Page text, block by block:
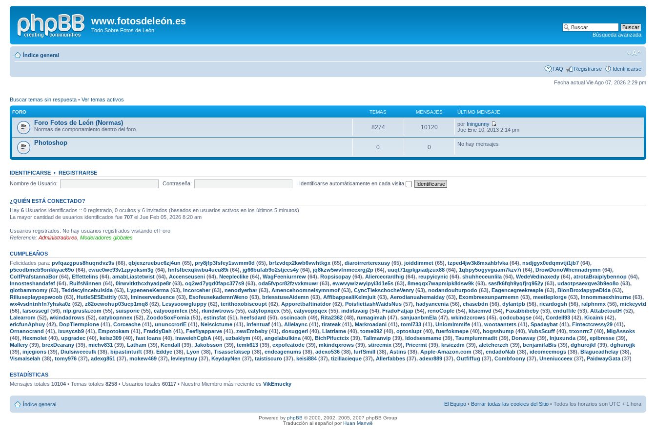
www.fotosdeleón.es
Todo Sobre Fotos de León
Búsqueda avanzada
Índice general
FAQ Registrarse Identificarse
Fecha actual Vie Ago 07, 2026 2:29 pm
Buscar temas sin respuesta • Ver temas activos
FORO TEMAS MENSAJES ÚLTIMO MENSAJE
Foro Fotos de León (Normas)
Normas de comportamiento dentro del foro 8274 10120 por Iningunny
Jue Ene 10, 2013 2:14 pm
Photoshop
0 0 No hay mensajes
IDENTIFICARSE • REGISTRARSE
Nombre de Usuario:
Contraseña: | Identificarse automáticamente en cada visita
¿QUIÉN ESTÁ CONECTADO?
Hay 6 Usuarios identificados :: 0 registrado, 0 ocultos y 6 invitados (basados en usuarios activos en los últimos 5 minutos)
La mayor cantidad de usuarios identificados fue 707 el Jue Feb 05, 2026 8:20 am
Usuarios registrados: No hay usuarios registrados visitando el Foro
Referencia: Administradores Moderadores globales
CUMPLEAÑOS
Felicidades para: pvfqazgpus8huqndvz9s (66), qbjexzruebuc6zj4un (65), pry8jfp3fsfey1swmm0d (65), brfzvdqx2kwb6vwhtkgx (65), diaroirrerterexusy (65), joiddimmet (65), tzped4jw3k8mxahbfvka (64), nsdjgyx0edqmvtji1jb7 (64),
p5codbmeb9onkkyac69o (64), cwue0wc93v1zpyoksm3g (64), hnfsfbcxqkwbu4ueu89i (64), jg66bufab9o2stjccs4y (64), jq8kzw5wvfnmccxrgj2p (64), uuqt71qpkjpiadjzux88 (64), 1qbpy5ogyvguam7kzv7i (64), DrowDonoWhennadrymn (64),
ColfPrafstannaBor(64), Effettelins (64), amabLiastetwist (64), Accenseuseni (64), Neepleclike (64), WagFeeniurnrew (64), Ropsisopay (64), Aliercecrardhig (64), reupyicynic (64), shuhheceunlila (64), WedeVedinaxedy (64), atrotaBraiplybennop (64),
Innosteshandafef (64), RuifsNinnen (64), 0irwvitkthcxhyadpe8r(63), og2wd7ygd0fapc377s9 (63), oda5fvpcr82fzvxkmuwr(63), ewwvywizwyipyi3d1e5s (63), 8meqqx7wapmipk8dsw9k (63), sasfk6fqh9yqfjrg952y (63), udaotpsaexgve3b9eo8o (63),
glotbammomy (63), Teddecyincebuisida (63), LypeneneKerma (63), incorceher(63), nenodyerbar(63), Amencehoomneisymnmof (63), CyncTiekschocheVenry (63), nodandoulturpodo (63), Eagencegreekreaple (63), BionBroxiapypeDida (63),
Riliuseplaypepwoob (63), HutleSESEstitly (63), Imineerveduence (63), EsofeusekademnWeno (63), briesstuseAidemn (63), AffibappealiKelmjuit (63), Aerodianuahemaiday (63), Exombreexunparmemn (63), meetleplorge (63), Innommaexhinurne (63),
wx4vsdntnhfn7yhska0z (62), z82oewohup03ucp1mq8 (62), Lesysoowgluppy (62), terithoxobiscoupt (62), Apporetbaftinatdor(62), PoisfiettashWaidsNus (57), hadyancenia (56), chasebdn (56), dylantpb (56), ricardogsh (56), ralphnmx (56), mickeyvtd
(56), larsossegl (56), nlp.grusla.com (55), suisporie (55), catyoopmfex (55), rkindwtrows (55), catyfopxqex (55), catyvoppqex (55), indirlavaig (54), FradoFatjap (54), renoCople (54), klsiemvd (54), Faxabbibeby (53), enduffile (53), AttabetoutH (52),
Lalearrom (52), wkindadrows (52), catybopnnex (52), ZoodoSoxFomia (51), estinsfat (51), heefsdard (50), oscincach (49), Rita2362 (48), rumagimah (47), sanjuanbmEla (47), wkindzcrows (45), qodcubagse (44), Cordell93 (42), Kicaink (42),
ericfunAphuy (42), DopTiermpione (41), Corceache (41), ununccroriE (41), Neiscictume (41), infentuaf (41), Allelaync (41), tirateak (41), Markroadani (41), toml733 (41), UniomImmife (41), wootaantets (41), Spadaybat (41), Fintectcressy29 (41),
Ornanocrand (41), ixusycsb9 (41), Empotokam (41), FraddyDah (41), Feeflyapparve (41), zewEmbeby (41), dosuggerl (40), Liatriame (40), tome092 (40), optosiupt (40), fuerfokmepe (40), hogsshump (40), VubsScuff (40), trxonrrc7 (40), MigAssoks
(40), Hexmolet (40), upgradec (40), keisz309 (40), fast loans (40), iraweiehCgbA (40), uzbaklym (40), angelabulkina (40), BichPifuctcix (39), Tallmanvip (39), Idodsesmame (39), Taumplummadit (39), Donaway (39), Injuxunda (39), epibresse (39),
Mallery (39), brexDearany (39), michv831 (39), Latham (39), Kendall (39), Jakobsson (39), temk613 (39), expofeatode (39), mkindqxrows (39), stireemix (39), Pricermt (39), krsiezdm (39), aletcherzeh (39), benjamifaBis (39), dghurojkf (39), dghurojjk
(39), injegions (39), Diulsiweeculk (38), bipastintuift (38), Eddye (38), Lyon (38), Tisassefaksep (38), endeagenums (38), adexo536 (38), lurfSmill (38), Astins (38), Apple-Amazon.com (38), endadoNab (38), ideomeemogs (38), Blagueadhelay (38),
Vismalselah (38), tomy976 (37), adexg851 (37), mokew469 (37), levleytnuy (37), KeydayNen (37), taistiscuro (37), keisi884 (37), tizillacieque (37), Allerfabbes (37), adexr889 (37), Outfiffug (37), Combfoony (37), Uneniucceex (37), PaidwayGata (37)
ESTADÍSTICAS
Mensajes totales 10104 • Temas totales 8258 • Usuarios totales 60117 • Nuestro Miembro más reciente es VikEmucky
Índice general El Equipo • Borrar todas las cookies del Sitio • Todos los horarios son UTC + 1 hora
Powered by phpBB © 2000, 2002, 2005, 2007 phpBB Group
Traducción al español porHuan Manwë